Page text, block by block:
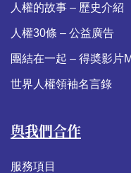
人權的故事 – 歷史介紹
人權30條 – 公益廣告
團結在一起 – 得奬影片
世界人權領袖名言錄
與我們合作
服務項目